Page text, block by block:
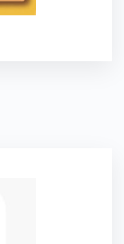
及封鎖騷擾詐